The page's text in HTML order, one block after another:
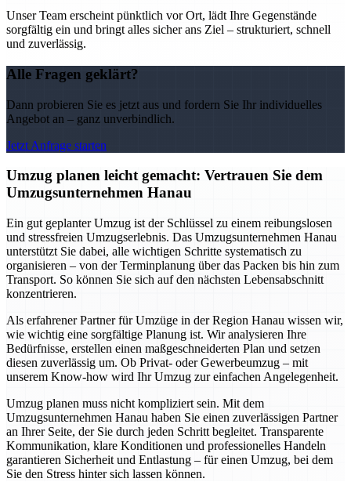
Unser Team erscheint pünktlich vor Ort, lädt Ihre Gegenstände
sorgfältig ein und bringt alles sicher ans Ziel – strukturiert, schnell
und zuverlässig.
Alle Fragen geklärt?
Dann probieren Sie es jetzt aus und fordern Sie Ihr individuelles
Angebot an – ganz unverbindlich.
Jetzt Anfrage starten
Umzug planen leicht gemacht: Vertrauen Sie dem
Umzugsunternehmen Hanau
Ein gut geplanter Umzug ist der Schlüssel zu einem reibungslosen
und stressfreien Umzugserlebnis. Das Umzugsunternehmen Hanau
unterstützt Sie dabei, alle wichtigen Schritte systematisch zu
organisieren – von der Terminplanung über das Packen bis hin zum
Transport. So können Sie sich auf den nächsten Lebensabschnitt
konzentrieren.
Als erfahrener Partner für Umzüge in der Region Hanau wissen wir,
wie wichtig eine sorgfältige Planung ist. Wir analysieren Ihre
Bedürfnisse, erstellen einen maßgeschneiderten Plan und setzen
diesen zuverlässig um. Ob Privat- oder Gewerbeumzug – mit
unserem Know-how wird Ihr Umzug zur einfachen Angelegenheit.
Umzug planen muss nicht kompliziert sein. Mit dem
Umzugsunternehmen Hanau haben Sie einen zuverlässigen Partner
an Ihrer Seite, der Sie durch jeden Schritt begleitet. Transparente
Kommunikation, klare Konditionen und professionelles Handeln
garantieren Sicherheit und Entlastung – für einen Umzug, bei dem
Sie den Stress hinter sich lassen können.